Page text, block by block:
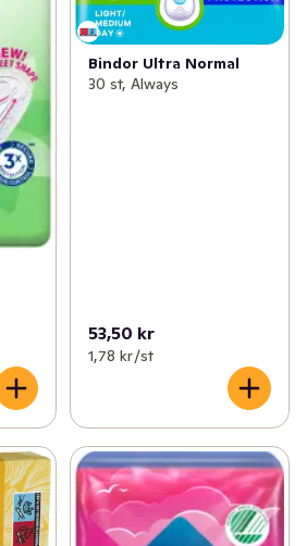
Bindor Ultra Normal
30 st, Always
53,50 kr
1,78 kr /st